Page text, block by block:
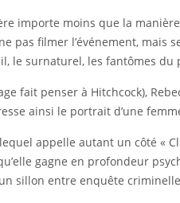
importe moins que la
filmer l’événement, mais
le surnaturel, les fantômes
fait penser à Hitchcock),
ainsi le portrait d’une
appelle autant un côté «
gagne en profondeur
sillon entre enquête